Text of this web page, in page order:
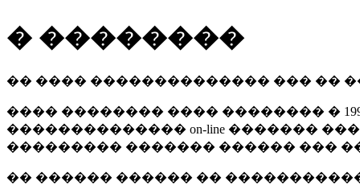
� ��������
�� ���� �������������� ��� ��
���� �������� ���� �������� �
�������������� on-line �������
��������� ������� ������ ���
�� ������ ������ ��